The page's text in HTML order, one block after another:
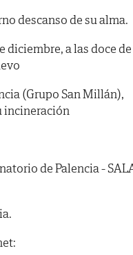
descanso de su alma.
diciembre, a las doce de
(Grupo San Millán),
incineración
de Palencia -